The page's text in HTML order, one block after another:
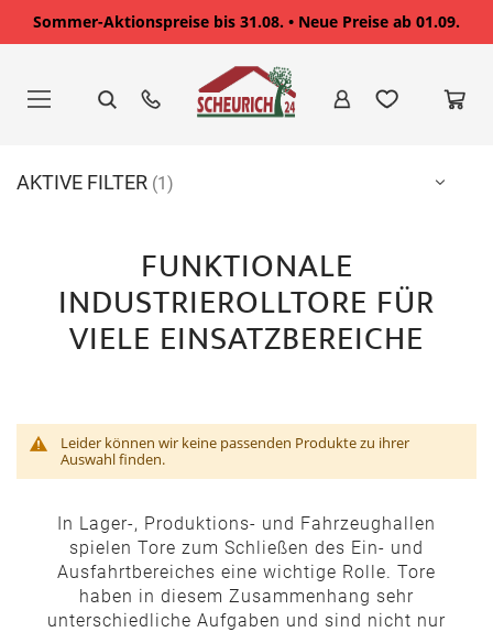
Sommer-Aktionspreise bis 31.08. • Neue Preise ab 01.09.
springen
FUNKTIONALE
INDUSTRIEROLLTORE FÜR
VIELE EINSATZBEREICHE
Leider können wir keine passenden Produkte zu ihrer
Auswahl finden.
AKTIVE FILTER
In Lager-, Produktions- und Fahrzeughallen
spielen Tore zum Schließen des Ein- und
Ausfahrtbereiches eine wichtige Rolle. Tore
haben in diesem Zusammenhang sehr
unterschiedliche Aufgaben und sind nicht nur